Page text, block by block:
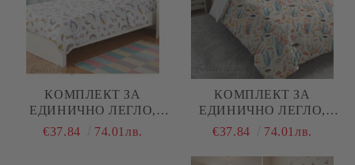
КОМПЛЕКТ ЗА
ЕДИНИЧНО ЛЕГЛО,
ВРЕМЕ ЗА ПРИНЦЕСИ,
€37.84 74.01лв.
КОМПЛЕКТ ЗА
ЕДИНИЧНО ЛЕГЛО,
МОРСКО ДЪНО, 100%
(ПОПЛИН), 3 ЧАСТИ
€37.84 74.01лв.